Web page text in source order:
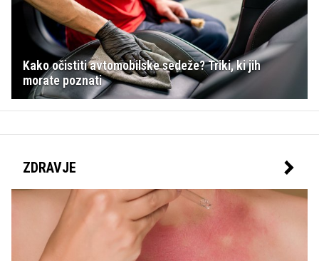
Kako očistiti avtomobilske sedeže? Triki, ki jih
morate poznati
ZDRAVJE